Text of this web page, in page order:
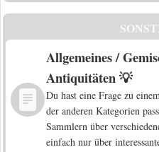
Allgemeines /
Antiquitäten 💡
Du hast eine Frage zu
der anderen Kategorien
Sammlern über
einfach nur über